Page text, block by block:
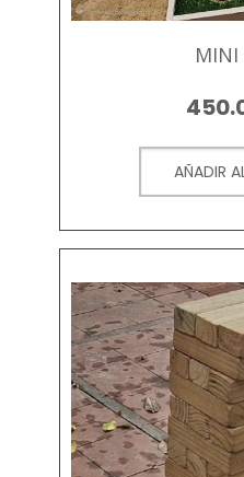
MINI
AÑADIR